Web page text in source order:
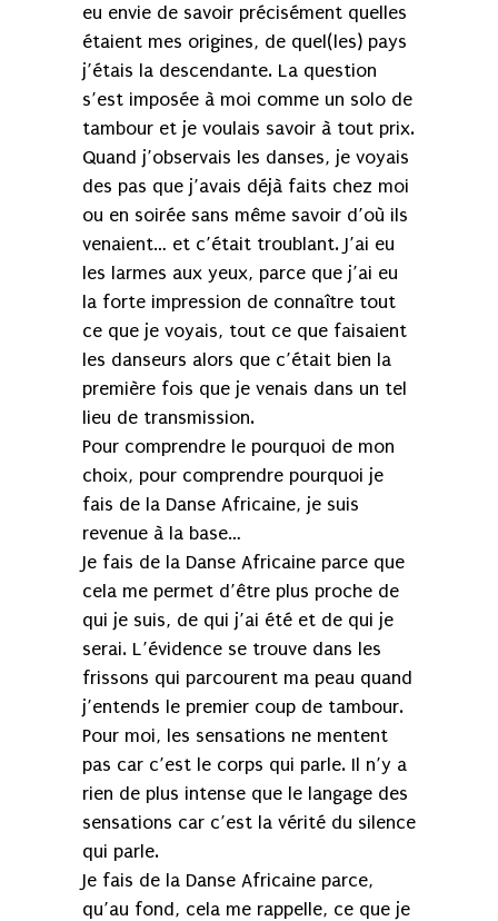
eu envie de savoir précisément quelles
étaient mes origines, de quel(les) pays
j’étais la descendante. La question
s’est imposée à moi comme un solo de
tambour et je voulais savoir à tout prix.
Quand j’observais les danses, je voyais
des pas que j’avais déjà faits chez moi
ou en soirée sans même savoir d’où ils
venaient… et c’était troublant. J’ai eu
les larmes aux yeux, parce que j’ai eu
la forte impression de connaître tout
ce que je voyais, tout ce que faisaient
les danseurs alors que c’était bien la
première fois que je venais dans un tel
lieu de transmission.
Pour comprendre le pourquoi de mon
choix, pour comprendre pourquoi je
fais de la Danse Africaine, je suis
revenue à la base…
Je fais de la Danse Africaine parce que
cela me permet d’être plus proche de
qui je suis, de qui j’ai été et de qui je
serai. L’évidence se trouve dans les
frissons qui parcourent ma peau quand
j’entends le premier coup de tambour.
Pour moi, les sensations ne mentent
pas car c’est le corps qui parle. Il n’y a
rien de plus intense que le langage des
sensations car c’est la vérité du silence
qui parle.
Je fais de la Danse Africaine parce,
qu’au fond, cela me rappelle, ce que je